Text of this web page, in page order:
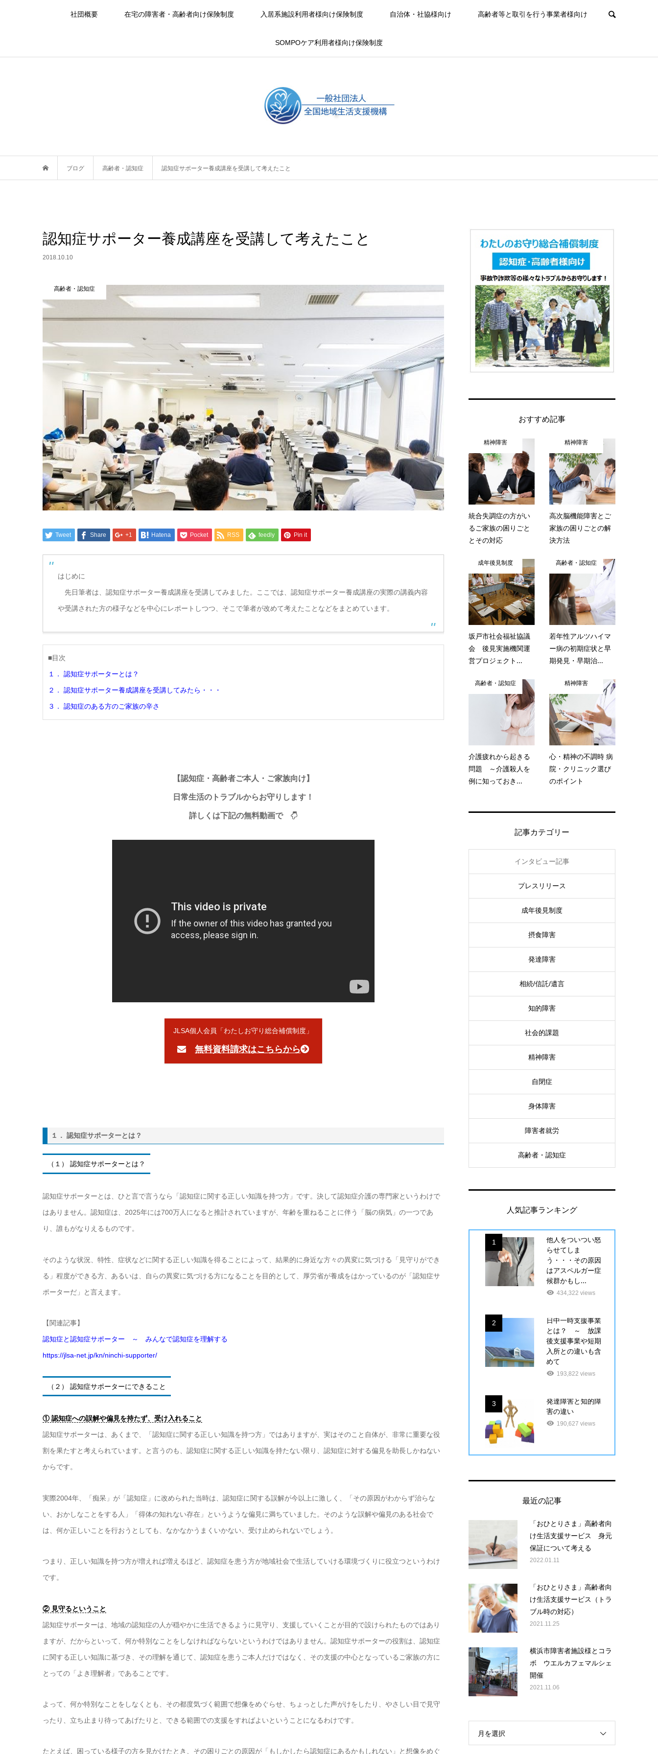
社団概要 在宅の障害者・高齢者向け保険制度 入居系施設利用者様向け保険制度 自治体・社協様向け 高齢者等と取引を行う事業者様向け
SOMPOケア利用者様向け保険制度
ブログ 高齢者・認知症 認知症サポーター養成講座を受講して考えたこと
認知症サポーター養成講座を受講して考えたこと
2018.10.10
高齢者・認知症
Tweet Share +1 Hatena Pocket RSS feedly Pin it
はじめに
先日筆者は、認知症サポーター養成講座を受講してみました。ここでは、認知症サポーター養成講座の実際の講義内容
や受講された方の様子などを中心にレポートしつつ、そこで筆者が改めて考えたことなどをまとめています。
■目次
１． 認知症サポーターとは？
２． 認知症サポーター養成講座を受講してみたら・・・
３． 認知症のある方のご家族の辛さ
【認知症・高齢者ご本人・ご家族向け】
日常生活のトラブルからお守りします！
詳しくは下記の無料動画で
JLSA個人会員「わたしお守り総合補償制度」
無料資料請求はこちらから
１． 認知症サポーターとは？
（１） 認知症サポーターとは？
認知症サポーターとは、ひと言で言うなら「認知症に関する正しい知識を持つ方」です。決して認知症介護の専門家というわけで
はありません。認知症は、2025年には700万人になると推計されていますが、年齢を重ねることに伴う「脳の病気」の一つであ
り、誰もがなりえるものです。
そのような状況、特性、症状などに関する正しい知識を得ることによって、結果的に身近な方々の異変に気づける「見守りができ
る」程度ができる方、あるいは、自らの異変に気づける方になることを目的として、厚労省が養成をはかっているのが「認知症サ
ポーターだ」と言えます。
【関連記事】
認知症と認知症サポーター ～ みんなで認知症を理解する
https://jlsa-net.jp/kn/ninchi-supporter/
（２） 認知症サポーターにできること
① 認知症への誤解や偏見を持たず、受け入れること
認知症サポーターは、あくまで、「認知症に関する正しい知識を持つ方」ではありますが、実はそのこと自体が、非常に重要な役
割を果たすと考えられています。と言うのも、認知症に関する正しい知識を持たない限り、認知症に対する偏見を助長しかねない
からです。
実際2004年、「痴呆」が「認知症」に改められた当時は、認知症に関する誤解が今以上に激しく、「その原因がわからず治らな
い、おかしなことをする人」「得体の知れない存在」というような偏見に満ちていました。そのような誤解や偏見のある社会で
は、何か正しいことを行おうとしても、なかなかうまくいかない、受け止められないでしょう。
つまり、正しい知識を持つ方が増えれば増えるほど、認知症を患う方が地域社会で生活していける環境づくりに役立つというわけ
です。
② 見守るということ
認知症サポーターは、地域の認知症の人が穏やかに生活できるように見守り、支援していくことが目的で設けられたものではあり
ますが、だからといって、何か特別なことをしなければならないというわけではありません。認知症サポーターの役割は、認知症
に関する正しい知識に基づき、その理解を通じて、認知症を患うご本人だけではなく、その支援の中心となっているご家族の方に
とっての「よき理解者」であることです。
よって、何か特別なことをしなくとも、その都度気づく範囲で想像をめぐらせ、ちょっとした声がけをしたり、やさしい目で見守
ったり、立ち止まり待ってあげたりと、できる範囲での支援をすればよいということになるわけです。
たとえば、困っている様子の方を見かけたとき、その困りごとの原因が「もしかしたら認知症にあるかもしれない」と想像をめぐ
おすすめ記事
精神障害
統合失調症の方がい
るご家族の困りごと
とその対応
精神障害
高次脳機能障害とご
家族の困りごとの解
決方法
成年後見制度
坂戸市社会福祉協議
会 後見実施機関運
営プロジェクト...
高齢者・認知症
若年性アルツハイマ
ー病の初期症状と早
期発見・早期治...
高齢者・認知症
介護疲れから起きる
問題 ～介護殺人を
例に知っておき...
精神障害
心・精神の不調時 病
院・クリニック選び
のポイント
記事カテゴリー
インタビュー記事
プレスリリース
成年後見制度
摂食障害
発達障害
相続/信託/遺言
知的障害
社会的課題
精神障害
自閉症
身体障害
障害者就労
高齢者・認知症
人気記事ランキング
1
他人をついつい怒
らせてしま
う・・・その原因
はアスペルガー症
候群かもし...
434,322 views
2
日中一時支援事業
とは？ ～ 放課
後支援事業や短期
入所との違いも含
めて
193,822 views
3
発達障害と知的障
害の違い
190,627 views
最近の記事
「おひとりさま」高齢者向
け生活支援サービス 身元
保証について考える
2022.01.11
「おひとりさま」高齢者向
け生活支援サービス（トラ
ブル時の対応）
2021.11.25
横浜市障害者施設様とコラ
ボ ウエルカフェマルシェ
開催
2021.11.06
月を選択